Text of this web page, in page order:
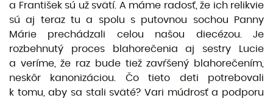
a František sú už svätí. A máme radosť, že ich relikvie
sú aj teraz tu a spolu s putovnou sochou Panny
Márie prechádzali celou našou diecézou. Je
rozbehnutý proces blahorečenia aj sestry Lucie
a veríme, že raz bude tiež zavŕšený blahorečením,
neskôr kanonizáciou. Čo tieto deti potrebovali
k tomu, aby sa stali sväté? Vari múdrosť a podporu